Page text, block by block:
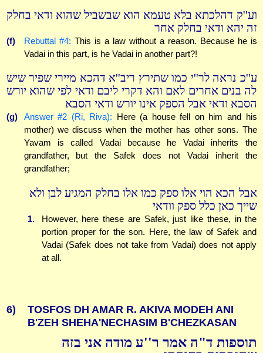
וע''ק דהלכתא בלא טעמא הוא שבשביל שהוא ודאי בחלק
זה יהא ודאי בחלק אחר
(f) Rebuttal #4: This is a law without a reason. Because he is
Vadai in this part, is he Vadai in another part?!
ע''כ נראה לר''י כמו שתירץ ריב''א דהכא מיירי שפיר שיש
לה בנים אחרים לאם והא דקרי ליבם ודאי לפי שהוא יורש
הסבא ודאי אבל הספק אינו יורש ודאי הסבא
(g) Answer #2 (Ri, Riva): Here (a house fell on him and his
mother) we discuss when the mother has other sons. The
Yavam is called Vadai because he Vadai inherits the
grandfather, but the Safek does not Vadai inherit the
grandfather;
אבל הכא הוי אלו ספק כמו אלו בחלק המגיע לבן ולא
שייך כאן כלל ספק וודאי
1.
However, here these are Safek, just like these, in the
portion proper for the son. Here, the law of Safek and
Vadai (Safek does not take from Vadai) does not apply
at all.
6)
TOSFOS DH AMAR R. AKIVA MODEH ANI
B'ZEH SHEHA'NECHASIM B'CHEZKASAN
תוספות ד"ה אמר ר''ע מודה אני בזה